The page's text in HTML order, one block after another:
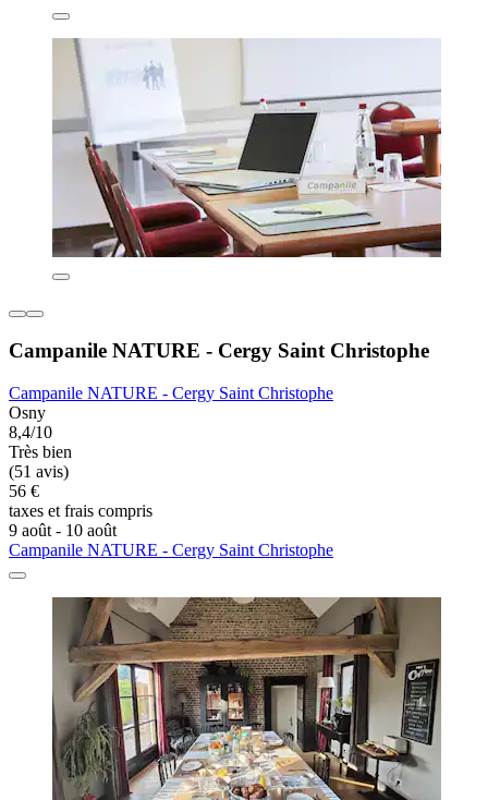
Campanile NATURE - Cergy Saint Christophe
Campanile NATURE - Cergy Saint Christophe
Osny
8,4/10
Très bien
(51 avis)
56 €
taxes et frais compris
9 août - 10 août
Campanile NATURE - Cergy Saint Christophe